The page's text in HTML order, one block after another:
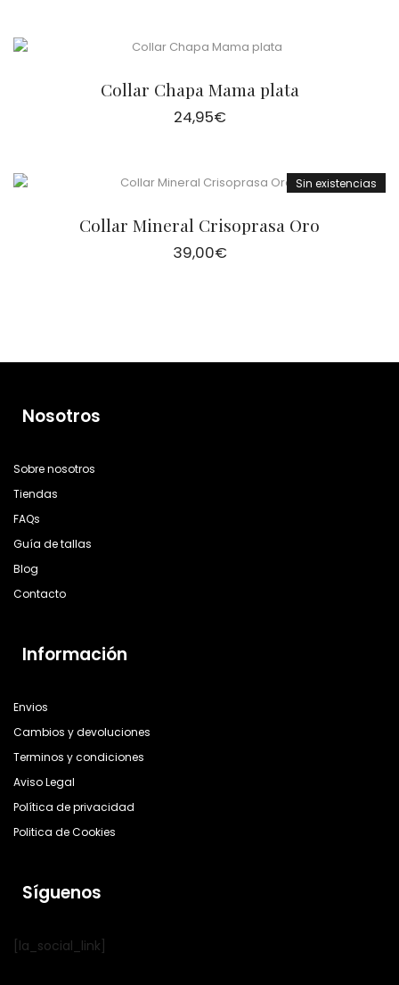
Collar Chapa Mama plata
24,95€
Sin existencias
Collar Mineral Crisoprasa Oro
39,00€
Nosotros
Sobre nosotros
Tiendas
FAQs
Guía de tallas
Blog
Contacto
Información
Envios
Cambios y devoluciones
Terminos y condiciones
Aviso Legal
Política de privacidad
Politica de Cookies
Síguenos
[la_social_link]